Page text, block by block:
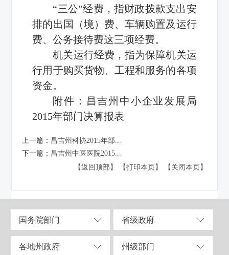
“三公”经费，指财政拨款支出安
排的出国（境）费、车辆购置及运行
费、公务接待费这三项经费。
机关运行经费，指为保障机关运
行用于购买货物、工程和服务的各项
资金。
附件： 昌吉州中小企业发展局
2015年部门决算报表
上一篇： 昌吉州科协2015年部...
下一篇： 昌吉州中医医院2015...
【返回顶部】
【打印本页】 【关闭本页】
国务院部门 省级政府
各地州政府 州级部门